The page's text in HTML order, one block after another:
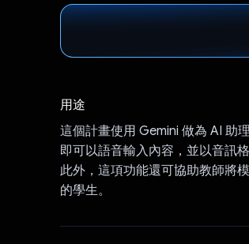
用途
這個計畫使用 Gemini 做為 AI 助
即可以語音輸入內容，並以音訊
此外，這項功能還可協助教師將
的學生。